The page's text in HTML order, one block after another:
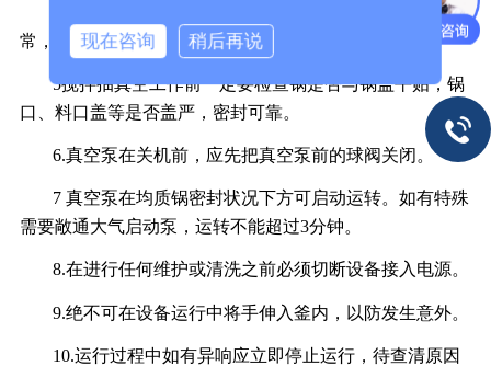
4每次搅拌启动前都应点动，检查搅拌刮壁是否有异
常，如有应即刻排除。
5搅拌抽真空工作前一定要检查锅是否与锅盖平贴，锅
口、料口盖等是否盖严，密封可靠。
6.真空泵在关机前，应先把真空泵前的球阀关闭。
7 真空泵在均质锅密封状况下方可启动运转。如有特殊
需要敞通大气启动泵，运转不能超过3分钟。
8.在进行任何维护或清洗之前必须切断设备接入电源。
9.绝不可在设备运行中将手伸入釜内，以防发生意外。
10.运行过程中如有异响应立即停止运行，待查清原因
现在咨询 稍后再说